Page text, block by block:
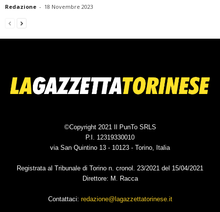
Redazione - 18 Novembre 2023
©Copyright 2021 Il PunTo SRLS
P.I. 12319330010
via San Quintino 13 - 10123 - Torino, Italia
Registrata al Tribunale di Torino n. cronol. 23/2021 del 15/04/2021
Direttore: M. Racca
Contattaci: redazione@lagazzettatorinese.it